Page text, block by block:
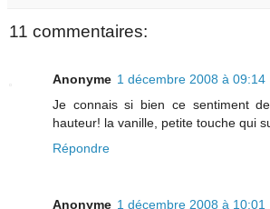
11 commentaires:
Anonyme 1 décembre 2008 à 09:14
Je connais si bien ce sentiment
hauteur! la vanille, petite touche qui
Répondre
Anonyme 1 décembre 2008 à 10:01